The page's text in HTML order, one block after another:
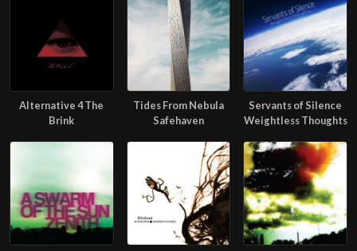
Alternative 4 The
Brink
Tides From Nebula
Safehaven
Servants of Silence
Weightless Thoughts